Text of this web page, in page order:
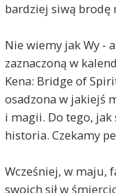
bardziej siwą brodę
Nie wiemy jak Wy -
zaznaczoną w
Kena: Bridge of
osadzona w jakiejś
i magii. Do tego, jak
historia. Czekamy
Wcześniej, w maju,
swoich sił w